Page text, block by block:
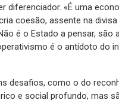
«É uma
coesão, assente na
é o Estado a pensar, são
é o antídoto do
desafios, como o do
e social profundo, mas